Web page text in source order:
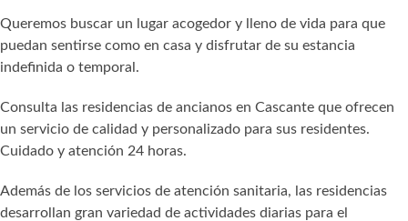
Queremos buscar un lugar acogedor y lleno de vida para que
puedan sentirse como en casa y disfrutar de su estancia
indefinida o temporal.
Consulta las residencias de ancianos en Cascante que ofrecen
un servicio de calidad y personalizado para sus residentes.
Cuidado y atención 24 horas.
Además de los servicios de atención sanitaria, las residencias
desarrollan gran variedad de actividades diarias para el